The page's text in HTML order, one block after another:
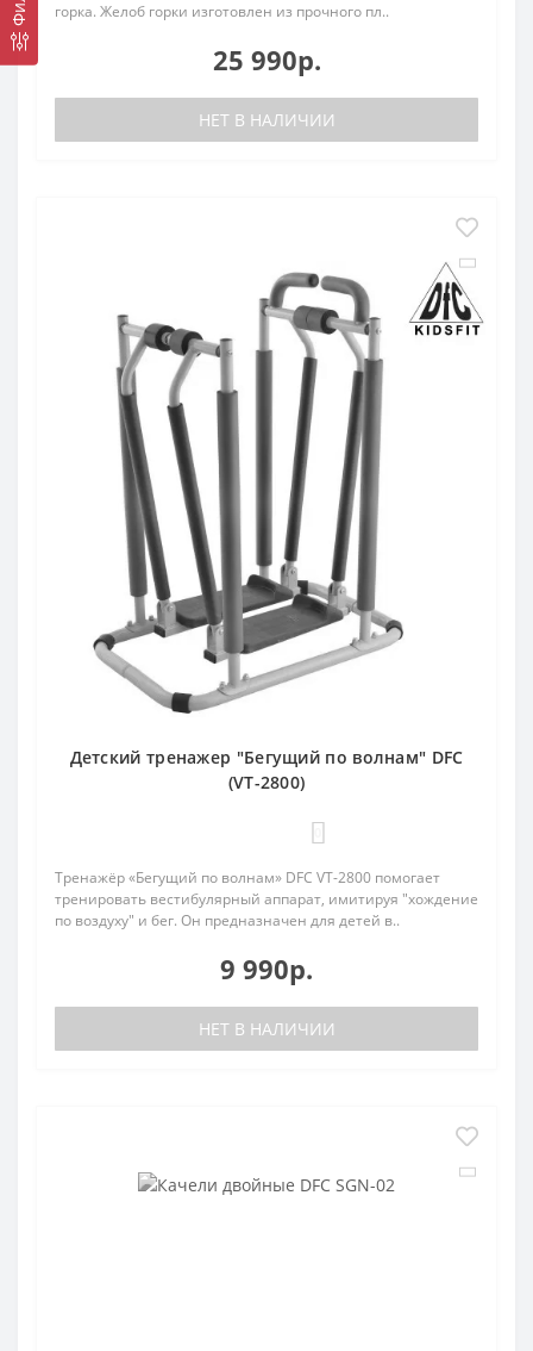
горка. Желоб горки изготовлен из прочного пл..
25 990р.
НЕТ В НАЛИЧИИ
Детский тренажер "Бегущий по волнам" DFC
(VT-2800)
Тренажёр «Бегущий по волнам» DFC VT-2800 помогает
тренировать вестибулярный аппарат, имитируя "хождение
по воздуху" и бег. Он предназначен для детей в..
9 990р.
НЕТ В НАЛИЧИИ